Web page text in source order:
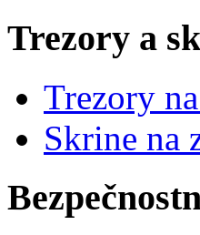
Trezory a
Trezory
Skrine na